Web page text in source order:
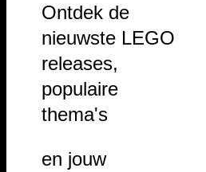
Ontdek de
nieuwste LEGO
releases,
populaire
thema's
en jouw